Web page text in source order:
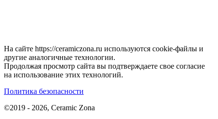
На сайте https://ceramiczona.ru используются coоkie-файлы и
другие аналогичные технологии.
Продолжая просмотр сайта вы подтверждаете свое согласие
на использование этих технологий.
Политика безопасности
©2019 - 2026, Ceramic Zona